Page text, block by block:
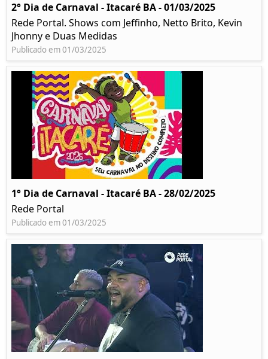
2° Dia de Carnaval - Itacaré BA - 01/03/2025
Rede Portal. Shows com Jeffinho, Netto Brito, Kevin
Jhonny e Duas Medidas
Publicado em 01/03/2025
1° Dia de Carnaval - Itacaré BA - 28/02/2025
Rede Portal
Publicado em 01/03/2025